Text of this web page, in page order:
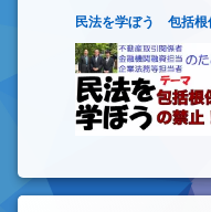
民法を学ぼう 包括根